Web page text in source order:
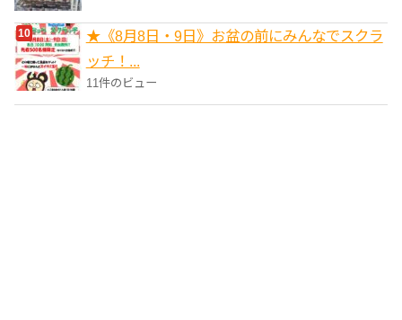
★《8月8日・9日》お盆の前にみんなでスクラ
ッチ！...
11件のビュー